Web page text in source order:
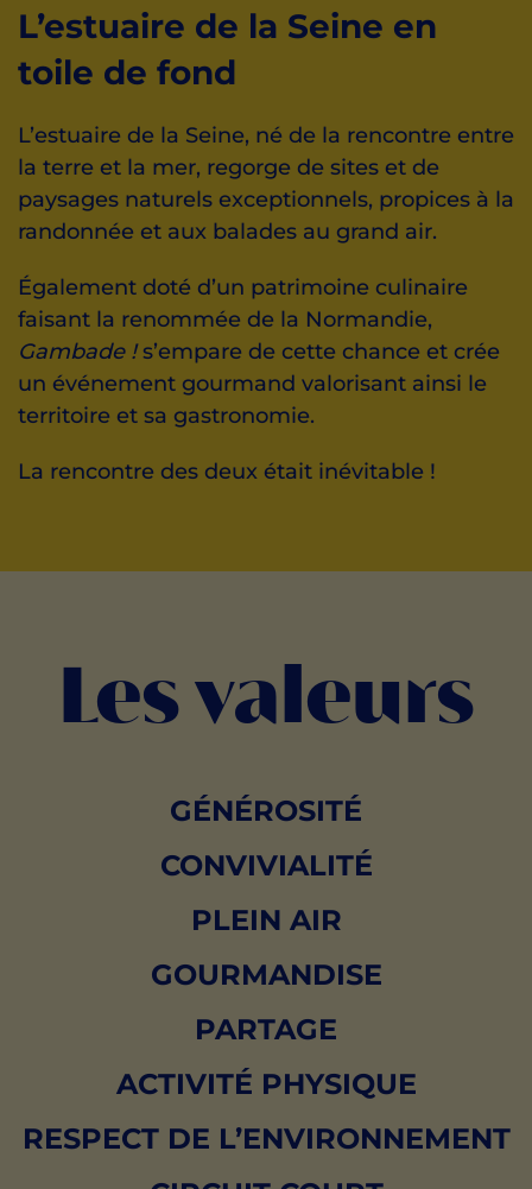
L’estuaire de la Seine en
toile de fond
L’estuaire de la Seine, né de la rencontre entre
la terre et la mer, regorge de sites et de
paysages naturels exceptionnels, propices à la
randonnée et aux balades au grand air.
Également doté d’un patrimoine culinaire
faisant la renommée de la Normandie,
Gambade !s’empare de cette chance et crée
un événement gourmand valorisant ainsi le
territoire et sa gastronomie.
La rencontre des deux était inévitable !
Les valeurs
GÉNÉROSITÉ
CONVIVIALITÉ
PLEIN AIR
GOURMANDISE
PARTAGE
ACTIVITÉ PHYSIQUE
RESPECT DE L’ENVIRONNEMENT